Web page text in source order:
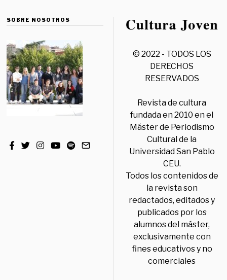
SOBRE NOSOTROS
© 2022 - TODOS LOS
DERECHOS
RESERVADOS
Revista de cultura
fundada en 2010 en el
Máster de Periodismo
Cultural de la
Universidad San Pablo
CEU.
Todos los contenidos de
la revista son
redactados, editados y
publicados por los
alumnos del máster,
exclusivamente con
fines educativos y no
comerciales